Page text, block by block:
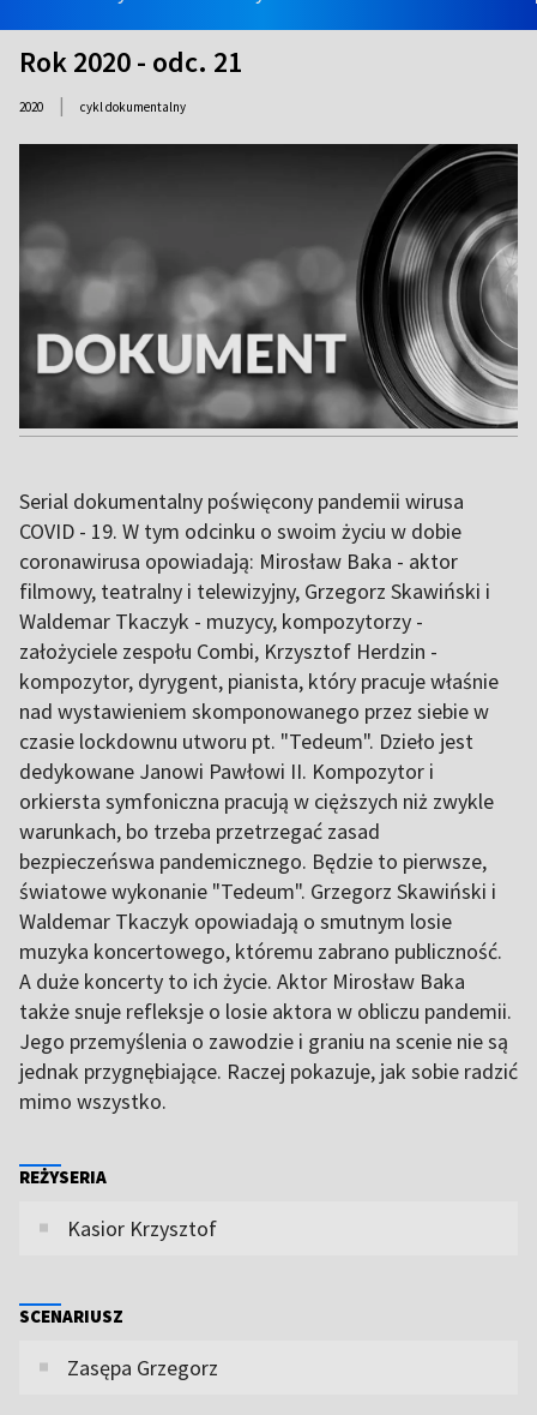
Rok 2020 - odc. 21
2020 | cykl dokumentalny
Serial dokumentalny poświęcony pandemii wirusa
COVID - 19. W tym odcinku o swoim życiu w dobie
coronawirusa opowiadają: Mirosław Baka - aktor
filmowy, teatralny i telewizyjny, Grzegorz Skawiński i
Waldemar Tkaczyk - muzycy, kompozytorzy -
założyciele zespołu Combi, Krzysztof Herdzin -
kompozytor, dyrygent, pianista, który pracuje właśnie
nad wystawieniem skomponowanego przez siebie w
czasie lockdownu utworu pt. "Tedeum". Dzieło jest
dedykowane Janowi Pawłowi II. Kompozytor i
orkiersta symfoniczna pracują w cięższych niż zwykle
warunkach, bo trzeba przetrzegać zasad
bezpieczeńswa pandemicznego. Będzie to pierwsze,
światowe wykonanie "Tedeum". Grzegorz Skawiński i
Waldemar Tkaczyk opowiadają o smutnym losie
muzyka koncertowego, któremu zabrano publiczność.
A duże koncerty to ich życie. Aktor Mirosław Baka
także snuje refleksje o losie aktora w obliczu pandemii.
Jego przemyślenia o zawodzie i graniu na scenie nie są
jednak przygnębiające. Raczej pokazuje, jak sobie radzić
mimo wszystko.
REŻYSERIA
Kasior Krzysztof
SCENARIUSZ
Zasępa Grzegorz